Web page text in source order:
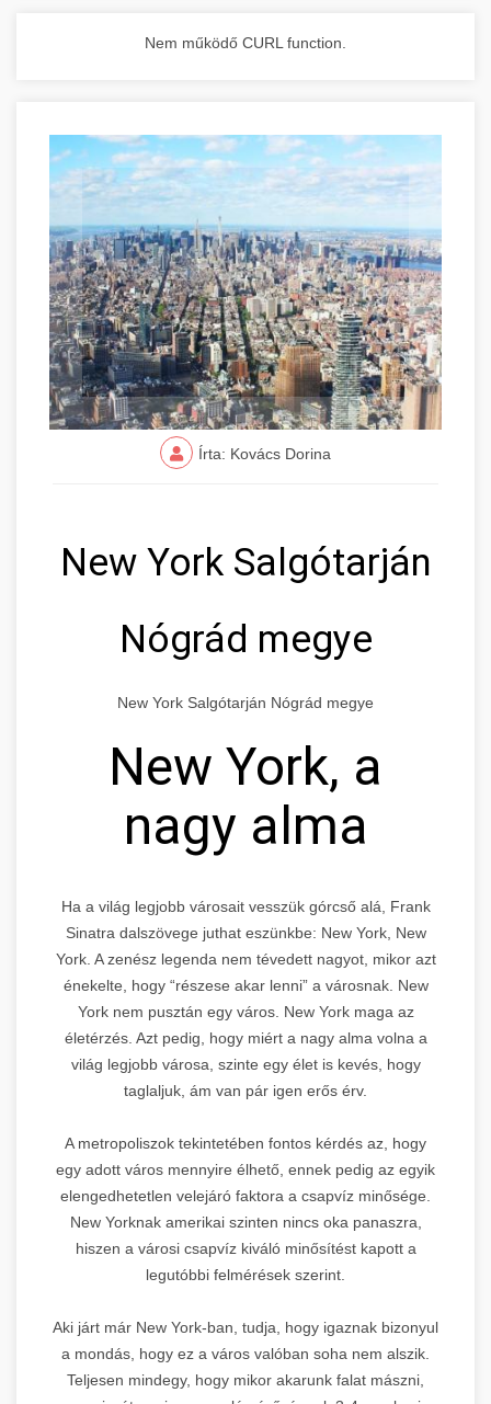
Nem működő CURL function.
Írta: Kovács Dorina
New York Salgótarján
Nógrád megye
New York Salgótarján Nógrád megye
New York, a
nagy alma
Ha a világ legjobb városait vesszük górcső alá, Frank
Sinatra dalszövege juthat eszünkbe: New York, New
York. A zenész legenda nem tévedett nagyot, mikor azt
énekelte, hogy “részese akar lenni” a városnak. New
York nem pusztán egy város. New York maga az
életérzés. Azt pedig, hogy miért a nagy alma volna a
világ legjobb városa, szinte egy élet is kevés, hogy
taglaljuk, ám van pár igen erős érv.
A metropoliszok tekintetében fontos kérdés az, hogy
egy adott város mennyire élhető, ennek pedig az egyik
elengedhetetlen velejáró faktora a csapvíz minősége.
New Yorknak amerikai szinten nincs oka panaszra,
hiszen a városi csapvíz kiváló minősítést kapott a
legutóbbi felmérések szerint.
Aki járt már New York-ban, tudja, hogy igaznak bizonyul
a mondás, hogy ez a város valóban soha nem alszik.
Teljesen mindegy, hogy mikor akarunk falat mászni,